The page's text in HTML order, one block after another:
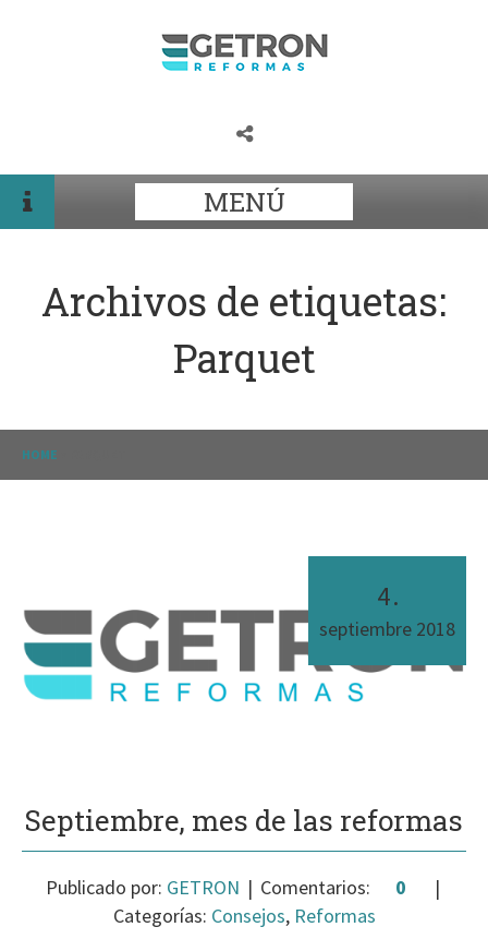
MENÚ
Archivos de etiquetas:
Parquet
HOME
Septiembre, mes de las reformas
4.
septiembre 2018
Publicado por: GETRON Comentarios:
0
Categorías: Consejos, Reformas